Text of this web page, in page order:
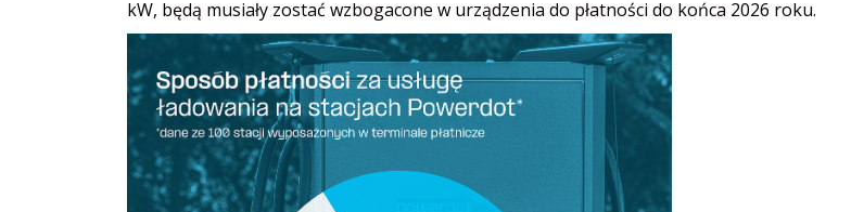
kW, będą musiały zostać wzbogacone w urządzenia do płatności do końca 2026 roku.